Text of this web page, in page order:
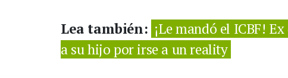
Lea también: ¡Le mandó el ICBF!
a su hijo por irse a un reality